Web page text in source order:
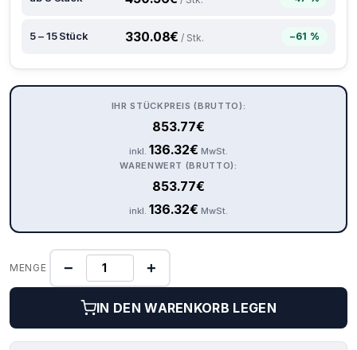
5 – 15 Stück 330.08€ / Stk. −61 %
IHR STÜCKPREIS (BRUTTO):
853.77€
inkl. 136.32€ MwSt.
WARENWERT (BRUTTO):
853.77€
inkl. 136.32€ MwSt.
MENGE − +
IN DEN WARENKORB LEGEN